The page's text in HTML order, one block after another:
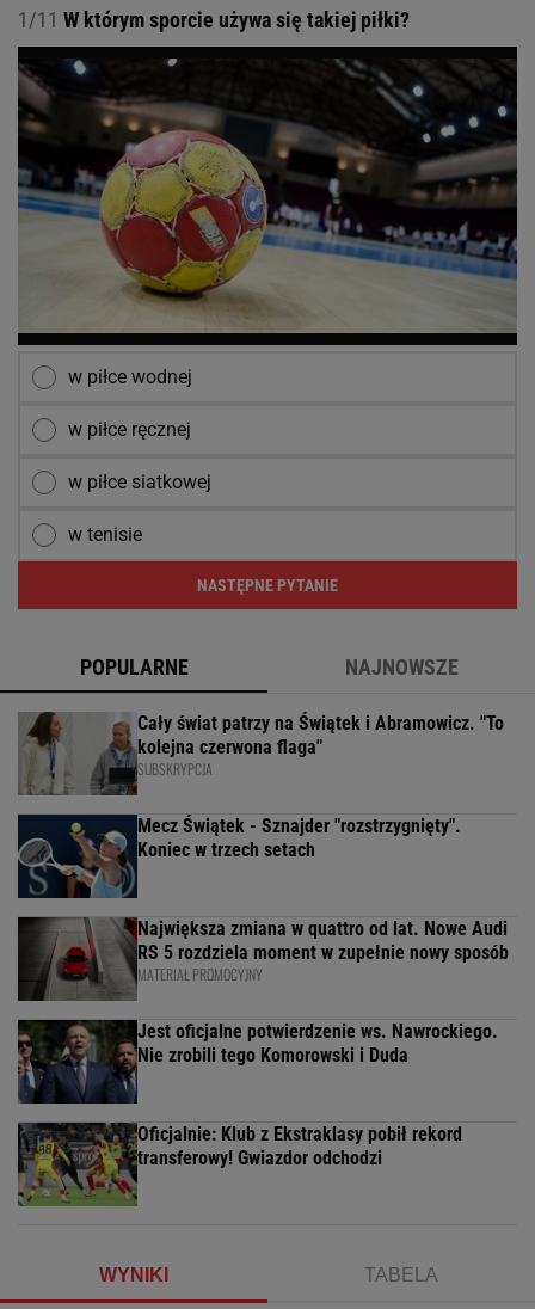
1/11 W którym sporcie używa się takiej piłki?
w piłce wodnej
w piłce ręcznej
w piłce siatkowej
w tenisie
NASTĘPNE PYTANIE
POPULARNE NAJNOWSZE
Cały świat patrzy na Świątek i Abramowicz. "To
kolejna czerwona flaga"
SUBSKRYPCJA
Mecz Świątek - Sznajder "rozstrzygnięty".
Koniec w trzech setach
Największa zmiana w quattro od lat. Nowe Audi
RS 5 rozdziela moment w zupełnie nowy sposób
MATERIAŁ PROMOCYJNY
Jest oficjalne potwierdzenie ws. Nawrockiego.
Nie zrobili tego Komorowski i Duda
Oficjalnie: Klub z Ekstraklasy pobił rekord
transferowy! Gwiazdor odchodzi
WYNIKI TABELA